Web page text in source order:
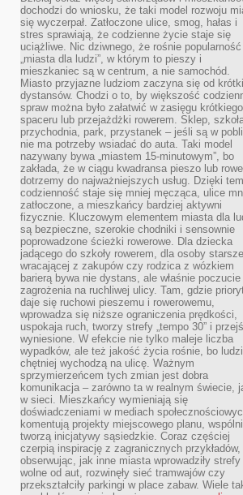
dochodzi do wniosku, że taki model rozwoju
się wyczerpał. Zatłoczone ulice, smog, hałas i
stres sprawiają, że codzienne życie staje się
uciążliwe. Nic dziwnego, że rośnie popularność
„miasta dla ludzi”, w którym to pieszy i
mieszkaniec są w centrum, a nie samochód.
Miasto przyjazne ludziom zaczyna się od
dystansów. Chodzi o to, by większość
spraw można było załatwić w zasięgu krótkiego
spaceru lub przejażdżki rowerem. Sklep,
przychodnia, park, przystanek – jeśli są w
nie ma potrzeby wsiadać do auta. Taki model
nazywany bywa „miastem 15-minutowym”, bo
zakłada, że w ciągu kwadransa pieszo lub
dotrzemy do najważniejszych usług. Dzięki
codzienność staje się mniej męcząca, ulice
zatłoczone, a mieszkańcy bardziej aktywni
fizycznie. Kluczowym elementem miasta dla
są bezpieczne, szerokie chodniki i sensownie
poprowadzone ścieżki rowerowe. Dla dziecka
jadącego do szkoły rowerem, dla osoby
wracającej z zakupów czy rodzica z wózkiem
barierą bywa nie dystans, ale właśnie poczucie
zagrożenia na ruchliwej ulicy. Tam, gdzie
daje się ruchowi pieszemu i rowerowemu,
wprowadza się niższe ograniczenia prędkości,
uspokaja ruch, tworzy strefy „tempo 30” i
wyniesione. W efekcie nie tylko maleje liczba
wypadków, ale też jakość życia rośnie, bo
chętniej wychodzą na ulicę. Ważnym
sprzymierzeńcem tych zmian jest dobra
komunikacja – zarówno ta w realnym świecie,
w sieci. Mieszkańcy wymieniają się
doświadczeniami w mediach
komentują projekty miejscowego planu,
tworzą inicjatywy sąsiedzkie. Coraz częściej
czerpią inspirację z zagranicznych przykładów,
obserwując, jak inne miasta wprowadziły strefy
wolne od aut, rozwinęły sieć tramwajów czy
przekształciły parkingi w place zabaw. Wiele